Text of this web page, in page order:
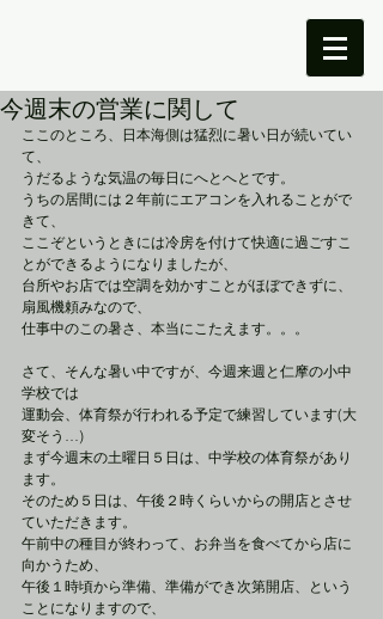
今週末の営業に関して
ここのところ、日本海側は猛烈に暑い日が続いてい
て、
うだるような気温の毎日にへとへとです。
うちの居間には２年前にエアコンを入れることがで
きて、
ここぞというときには冷房を付けて快適に過ごすこ
とができるようになりましたが、
台所やお店では空調を効かすことがほぼできずに、
扇風機頼みなので、
仕事中のこの暑さ、本当にこたえます。。。
さて、そんな暑い中ですが、今週来週と仁摩の小中
学校では
運動会、体育祭が行われる予定で練習しています(大
変そう…)
まず今週末の土曜日５日は、中学校の体育祭があり
ます。
そのため５日は、午後２時くらいからの開店とさせ
ていただきます。
午前中の種目が終わって、お弁当を食べてから店に
向かうため、
午後１時頃から準備、準備ができ次第開店、という
ことになりますので、